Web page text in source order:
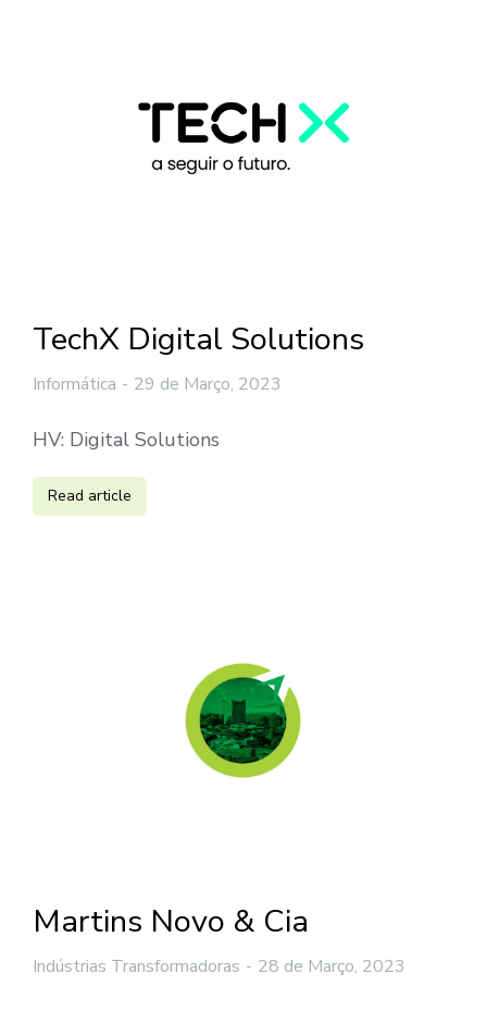
TechX Digital Solutions
Informática 29 de Março, 2023
HV: Digital Solutions
Read article
Martins Novo & Cia
Indústrias Transformadoras 28 de Março, 2023